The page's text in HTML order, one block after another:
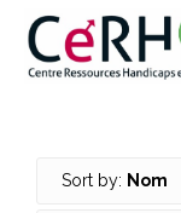
Sort by: Nom